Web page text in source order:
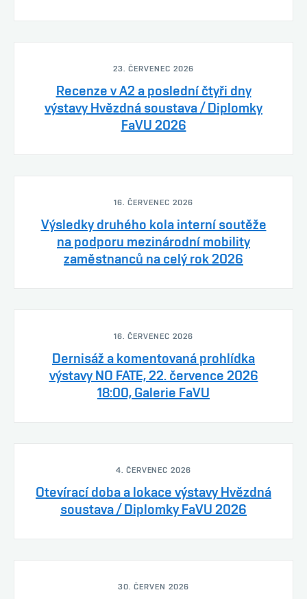
23. ČERVENEC 2026
Recenze v A2 a poslední čtyři dny
výstavy Hvězdná soustava / Diplomky
FaVU 2026
16. ČERVENEC 2026
Výsledky druhého kola interní soutěže
na podporu mezinárodní mobility
zaměstnanců na celý rok 2026
16. ČERVENEC 2026
Dernisáž a komentovaná prohlídka
výstavy NO FATE, 22. července 2026
18:00, Galerie FaVU
4. ČERVENEC 2026
Otevírací doba a lokace výstavy Hvězdná
soustava / Diplomky FaVU 2026
30. ČERVEN 2026